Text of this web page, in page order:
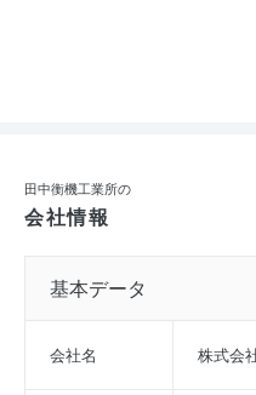
田中衡機工業所の
会社情報
基本データ
会社名 株式会